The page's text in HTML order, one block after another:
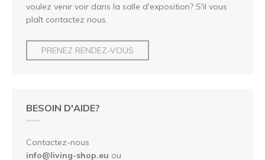
voulez venir voir dans la salle d'exposition? S'il vous
plaît contactez nous.
PRENEZ RENDEZ-VOUS
BESOIN D'AIDE?
Contactez-nous
info@living-shop.eu ou